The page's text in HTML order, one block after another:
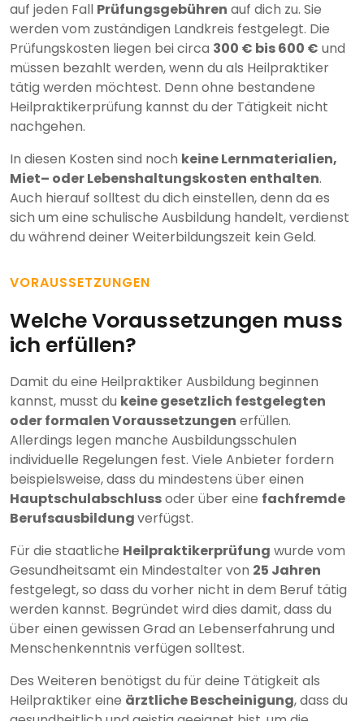
auf jeden Fall Prüfungsgebühren auf dich zu. Sie
werden vom zuständigen Landkreis festgelegt. Die
Prüfungskosten liegen bei circa 300 € bis 600 € und
müssen bezahlt werden, wenn du als Heilpraktiker
tätig werden möchtest. Denn ohne bestandene
Heilpraktikerprüfung kannst du der Tätigkeit nicht
nachgehen.
In diesen Kosten sind noch keine Lernmaterialien,
Miet– oder Lebenshaltungskosten enthalten.
Auch hierauf solltest du dich einstellen, denn da es
sich um eine schulische Ausbildung handelt, verdienst
du während deiner Weiterbildungszeit kein Geld.
VORAUSSETZUNGEN
Welche Voraussetzungen muss
ich erfüllen?
Damit du eine Heilpraktiker Ausbildung beginnen
kannst, musst du keine gesetzlich festgelegten
oder formalen Voraussetzungen erfüllen.
Allerdings legen manche Ausbildungsschulen
individuelle Regelungen fest. Viele Anbieter fordern
beispielsweise, dass du mindestens über einen
Hauptschulabschlussoder über eine fachfremde
Berufsausbildungverfügst.
Für die staatliche Heilpraktikerprüfung wurde vom
Gesundheitsamt ein Mindestalter von 25 Jahren
festgelegt, so dass du vorher nicht in dem Beruf tätig
werden kannst. Begründet wird dies damit, dass du
über einen gewissen Grad an Lebenserfahrung und
Menschenkenntnis verfügen solltest.
Des Weiteren benötigst du für deine Tätigkeit als
Heilpraktiker eine ärztliche Bescheinigung, dass du